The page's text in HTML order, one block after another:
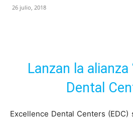
26 julio, 2018
Lanzan la alianza
Dental
Excellence Dental Centers